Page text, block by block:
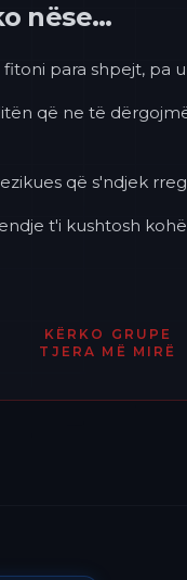
nëse…
fitoni para shpejt, pa
që ne të
që s'ndjek
t'i kushtosh
KËRKO GRUPE
TJERA MË MIRË